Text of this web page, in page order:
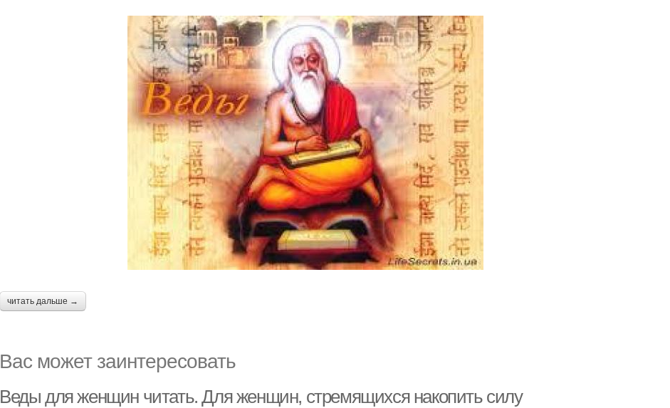
читать дальше →
Вас может заинтересовать
Веды для женщин читать. Для женщин, стремящихся накопить силу